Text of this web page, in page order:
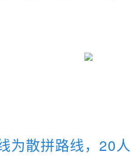
为散拼路线，20